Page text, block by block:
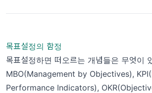
목표설정의 함정
목표설정하면 떠오르는 개념들은 무엇이
MBO(Management by Objectives),
Performance Indicators),